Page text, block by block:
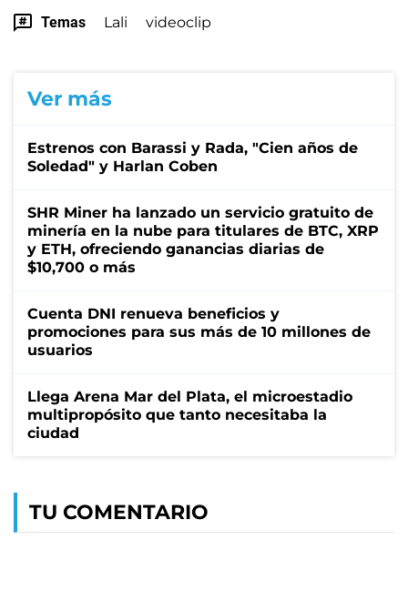
Temas Lali videoclip
Ver más
Estrenos con Barassi y Rada, "Cien años de
Soledad" y Harlan Coben
SHR Miner ha lanzado un servicio gratuito de
minería en la nube para titulares de BTC, XRP
y ETH, ofreciendo ganancias diarias de
$10,700 o más
Cuenta DNI renueva beneficios y
promociones para sus más de 10 millones de
usuarios
Llega Arena Mar del Plata, el microestadio
multipropósito que tanto necesitaba la
ciudad
TU COMENTARIO